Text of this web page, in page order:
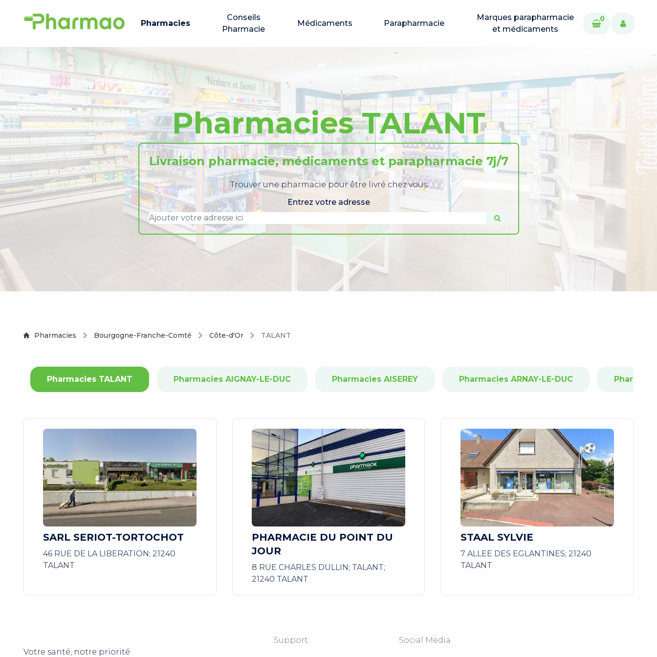
Pharmacies
Conseils
Pharmacie
Médicaments Parapharmacie
Marques parapharmacie
et médicaments
0
Pharmacies TALANT
Livraison pharmacie, médicaments et parapharmacie 7j/7
Trouver une pharmacie pour être livré chez vous
Entrez votre adresse
Pharmacies Bourgogne-Franche-Comté Côte-d'Or TALANT
Pharmacies TALANT Pharmacies AIGNAY-LE-DUC Pharmacies AISEREY Pharmacies ARNAY-LE-DUC
SARL SERIOT-TORTOCHOT
46 RUE DE LA LIBERATION; 21240
TALANT
PHARMACIE DU POINT DU
JOUR
8 RUE CHARLES DULLIN; TALANT;
21240 TALANT
STAAL SYLVIE
7 ALLEE DES EGLANTINES; 21240
TALANT
Votre santé, notre priorité
Support Social Media